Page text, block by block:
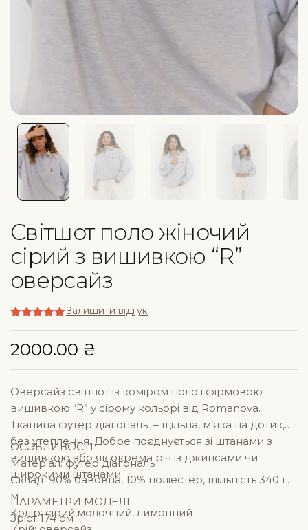
Світшот поло жіночий
сірий з вишивкою “R”
оверсайз
Залишити відгук
2000.00 ₴
Оверсайз світшот із коміром поло і фірмовою
вишивкою “R” у сірому кольорі від Romanova.
Тканина футер діагональ – щільна, м’яка на дотик,
без утеплення. Добре поєднується зі штанами з
вишивкою або як окрема річ із джинсами чи
широкими штанами.
ОСОБЛИВОСТІ
Матеріал: футер діагональ
Склад: 90% бавовна, 10% поліестер, щільність 340 г/
м
Колір: сірий,молочний, лимонний
ПАРАМЕТРИ МОДЕЛІ
Зріст 174 см